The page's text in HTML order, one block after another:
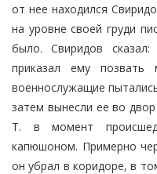
от нее находился
на уровне своей груди
было. Свиридов
приказал ему
военнослужащие
затем вынесли ее во
Т. в момент
капюшоном. Примерно
он убрал в коридоре, в